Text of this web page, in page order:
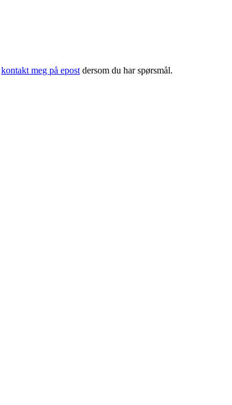
kontakt meg på epost dersom du har spørsmål.